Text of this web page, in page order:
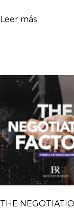
Leer más
THE